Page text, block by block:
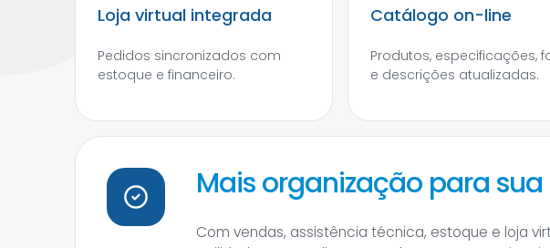
Loja virtual integrada
Pedidos sincronizados com
estoque e financeiro.
Catálogo on-line
Produtos, especificações,
e descrições atualizadas.
Mais organização para
Com vendas, assistência técnica, estoque e loja